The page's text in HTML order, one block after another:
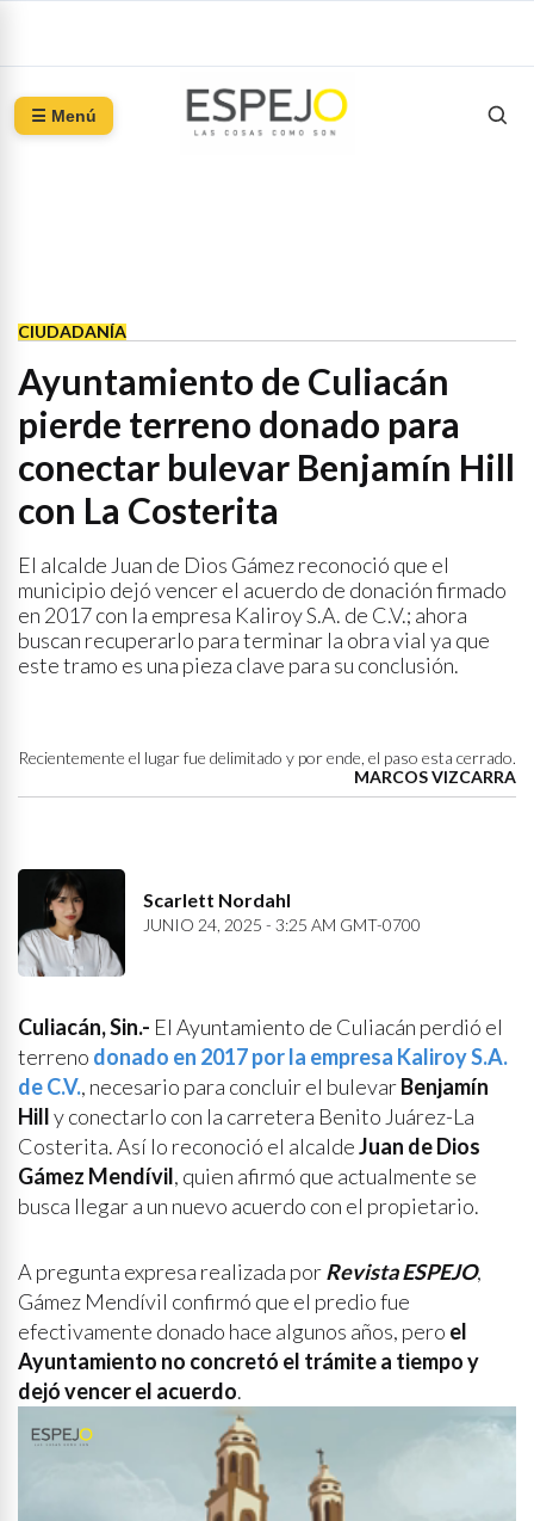
☰ Menú
CIUDADANÍA
Ayuntamiento de Culiacán
pierde terreno donado para
conectar bulevar Benjamín Hill
con La Costerita
El alcalde Juan de Dios Gámez reconoció que el
municipio dejó vencer el acuerdo de donación firmado
en 2017 con la empresa Kaliroy S.A. de C.V.; ahora
buscan recuperarlo para terminar la obra vial ya que
este tramo es una pieza clave para su conclusión.
Recientemente el lugar fue delimitado y por ende, el paso esta cerrado.
MARCOS VIZCARRA
Scarlett Nordahl
JUNIO 24, 2025 - 3:25 AM GMT-0700
Culiacán, Sin.- El Ayuntamiento de Culiacán perdió el
terreno donado en 2017 por la empresa Kaliroy S.A.
de C.V., necesario para concluir el bulevarBenjamín
Hilly conectarlo con la carretera Benito Juárez-La
Costerita. Así lo reconoció el alcaldeJuan de Dios
Gámez Mendívil, quien afirmó que actualmente se
busca llegar a un nuevo acuerdo con el propietario.
A pregunta expresa realizada porRevistaESPEJO,
Gámez Mendívil confirmó que el predio fue
efectivamente donado hace algunos años, pero el
Ayuntamiento no concretó el trámite a tiempo y
dejó vencer el acuerdo.